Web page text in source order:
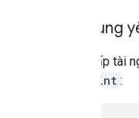
Nội dung
Cung cấp tài
cuepoint :